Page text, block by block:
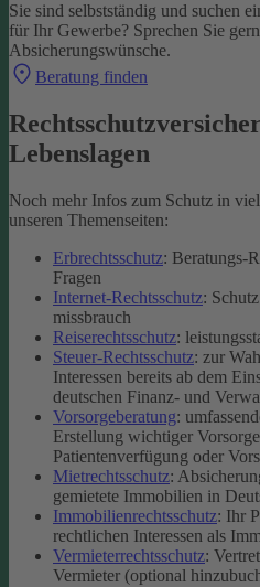
Sie sind selbstständig und suchen
für Ihr Gewerbe? Sprechen Sie
Absicherungswünsche.
Beratung finden
Lebenslagen
Noch mehr Infos zum Schutz in
unseren Themenseiten:
Erbrechtsschutz: Beratungs-
Fragen
Internet-Rechtsschutz:
missbrauch
Reiserechtsschutz:
Steuer-Rechtsschutz: zur
Interessen bereits ab dem
deutschen Finanz- und
Vorsorgeberatung:
Erstellung wichtiger
Patientenverfügung oder
Mietrechtsschutz:
gemietete Immobilien in
Immobilienrechtsschutz: Ihr
rechtlichen Interessen als
Vermieterrechtsschutz:
Vermieter (optional